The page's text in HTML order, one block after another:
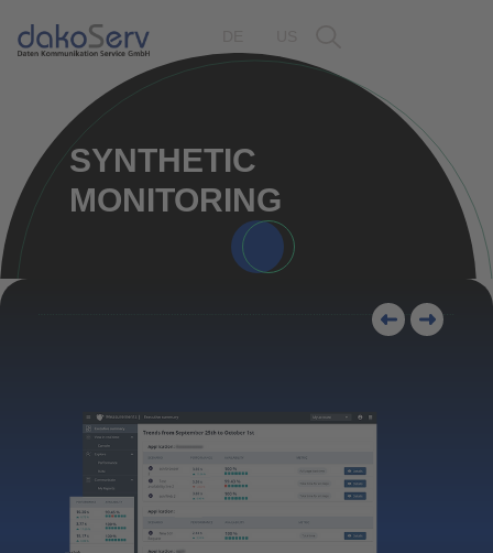
SYNTHETIC
MONITORING